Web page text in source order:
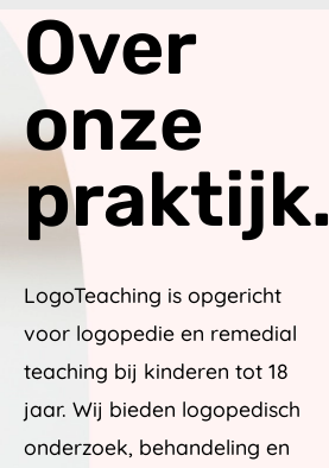
Over
onze
praktijk.
LogoTeaching is opgericht
voor logopedie en remedial
teaching bij kinderen tot 18
jaar. Wij bieden logopedisch
onderzoek, behandeling en